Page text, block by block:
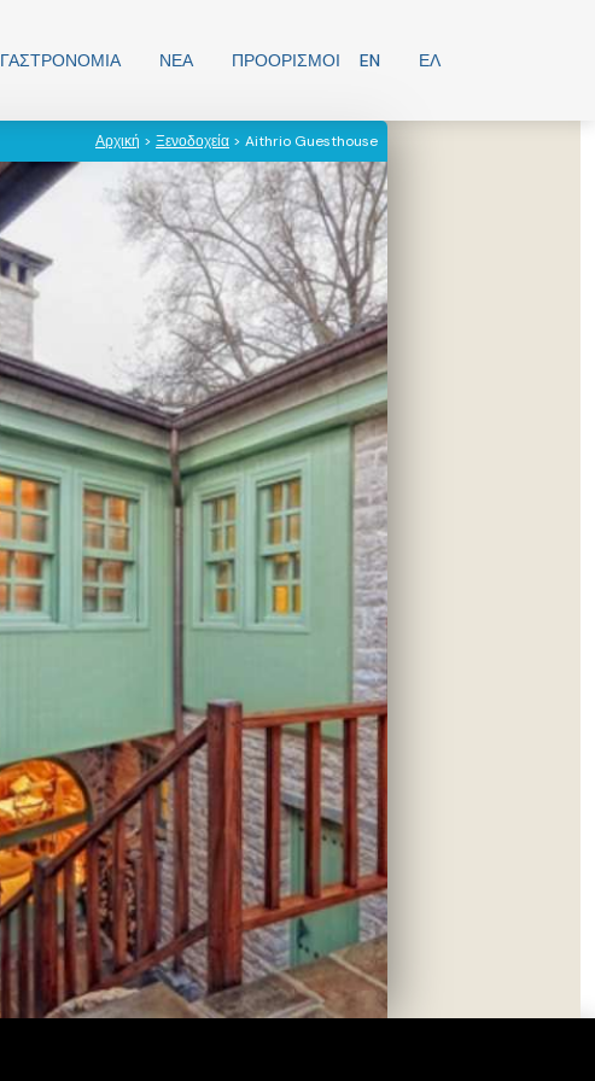
ΓΑΣΤΡΟΝΟΜΊΑ ΝΕΑ ΠΡΟΟΡΙΣΜΟΊ EN ΕΛ
Αρχική > Ξενοδοχεία > Aithrio Guesthouse